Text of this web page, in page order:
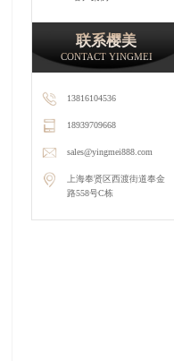
联系樱美
CONTACT YINGMEI
13816104536
18939709668
sales@yingmei888.com
上海奉贤区西渡街道奉金
路558号C栋